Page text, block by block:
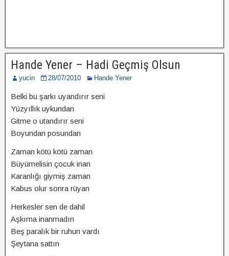
Hande Yener – Hadi Geçmiş Olsun
yucin 28/07/2010 Hande Yener
Belki bu şarkı uyandırır seni
Yüzyıllık uykundan
Gitme o utandırır seni
Boyundan posundan
Zaman kötü kötü zaman
Büyümelisin çocuk inan
Karanlığı giymiş zaman
Kabus olur sonra rüyan
Herkesler sen de dahil
Aşkıma inanmadın
Beş paralık bir ruhun vardı
Şeytana sattın